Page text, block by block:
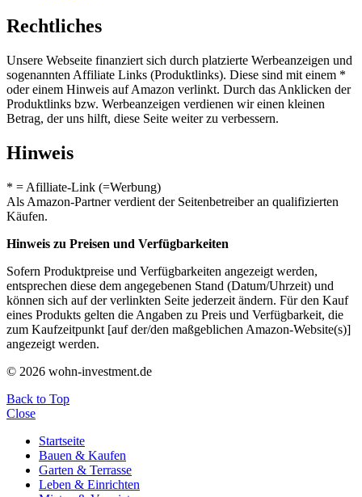
Rechtliches
Unsere Webseite finanziert sich durch platzierte Werbeanzeigen und
sogenannten Affiliate Links (Produktlinks). Diese sind mit einem *
oder einem Hinweis auf Amazon verlinkt. Durch das Anklicken der
Produktlinks bzw. Werbeanzeigen verdienen wir einen kleinen
Betrag, der uns hilft, diese Seite weiter zu verbessern.
Hinweis
* = Afilliate-Link (=Werbung)
Als Amazon-Partner verdient der Seitenbetreiber an qualifizierten
Käufen.
Hinweis zu Preisen und Verfügbarkeiten
Sofern Produktpreise und Verfügbarkeiten angezeigt werden,
entsprechen diese dem angegebenen Stand (Datum/Uhrzeit) und
können sich auf der verlinkten Seite jederzeit ändern. Für den Kauf
eines Produkts gelten die Angaben zu Preis und Verfügbarkeit, die
zum Kaufzeitpunkt [auf der/den maßgeblichen Amazon-Website(s)]
angezeigt werden.
© 2026 wohn-investment.de
Back to Top
Close
Startseite
Bauen & Kaufen
Garten & Terrasse
Leben & Einrichten